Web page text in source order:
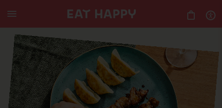
TO
MAIN
CONTENT